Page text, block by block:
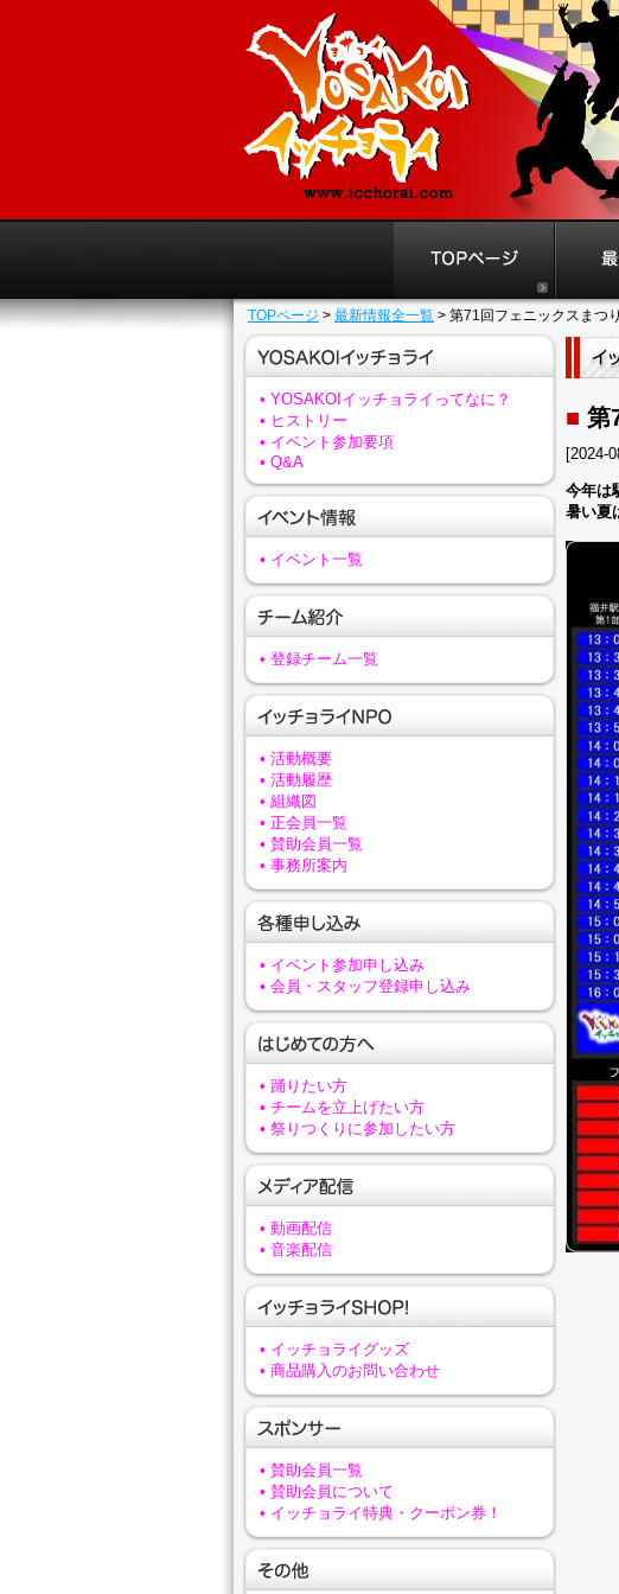
TOPページ > 最新情報全一覧 > 第71回フェニックスまつ
■ 第
[2024-
今年は
暑い夏
• YOSAKOIイッチョライってなに？
• ヒストリー
• イベント参加要項
• Q&A
• イベント一覧
• 登録チーム一覧
• 活動概要
• 活動履歴
• 組織図
• 正会員一覧
• 賛助会員一覧
• 事務所案内
• イベント参加申し込み
• 会員・スタッフ登録申し込み
• 踊りたい方
• チームを立上げたい方
• 祭りつくりに参加したい方
• 動画配信
• 音楽配信
• イッチョライグッズ
• 商品購入のお問い合わせ
• 賛助会員一覧
• 賛助会員について
• イッチョライ特典・クーポン券！